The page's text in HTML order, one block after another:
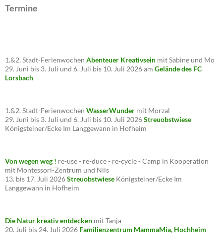
Termine
1.&2. Stadt-Ferienwochen Abenteuer Kreativsein mit Sabine und Mo
29. Juni bis 3. Juli und 6. Juli bis 10. Juli 2026 am Gelände des FC
Lorsbach
1.&2. Stadt-Ferienwochen WasserWunder mit Morzal
29. Juni bis 3. Juli und 6. Juli bis 10. Juli 2026Streuobstwiese
Königsteiner/Ecke Im Langgewann in Hofheim
Von wegen weg ! re-use - re-duce - re-cycle - Camp in Kooperation
mit Montessori-Zentrum und Nils
13. bis 17. Juli 2026Streuobstwiese Königsteiner/Ecke Im
Langgewann in Hofheim
Die Natur kreativ entdecken mit Tanja
20. Juli bis 24. Juli 2026 Familienzentrum MammaMia, Hochheim